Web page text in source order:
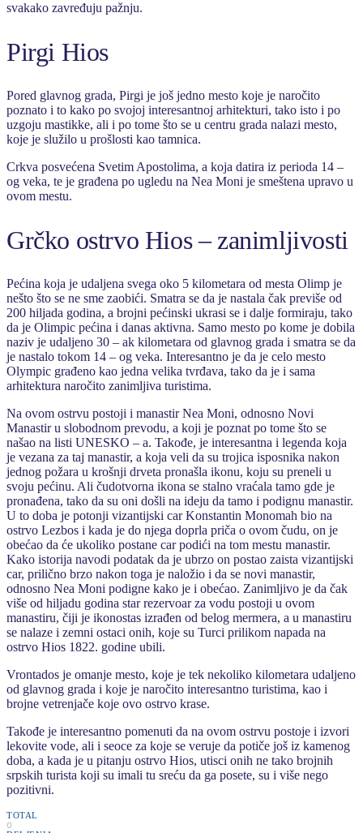
svakako zavređuju pažnju.
Pirgi Hios
Pored glavnog grada, Pirgi je još jedno mesto koje je naročito
poznato i to kako po svojoj interesantnoj arhitekturi, tako isto i po
uzgoju mastikke, ali i po tome što se u centru grada nalazi mesto,
koje je služilo u prošlosti kao tamnica.
Crkva posvećena Svetim Apostolima, a koja datira iz perioda 14 –
og veka, te je građena po ugledu na Nea Moni je smeštena upravo u
ovom mestu.
Grčko ostrvo Hios – zanimljivosti
Pećina koja je udaljena svega oko 5 kilometara od mesta Olimp je
nešto što se ne sme zaobići. Smatra se da je nastala čak previše od
200 hiljada godina, a brojni pećinski ukrasi se i dalje formiraju, tako
da je Olimpic pećina i danas aktivna. Samo mesto po kome je dobila
naziv je udaljeno 30 – ak kilometara od glavnog grada i smatra se da
je nastalo tokom 14 – og veka. Interesantno je da je celo mesto
Olympic građeno kao jedna velika tvrđava, tako da je i sama
arhitektura naročito zanimljiva turistima.
Na ovom ostrvu postoji i manastir Nea Moni, odnosno Novi
Manastir u slobodnom prevodu, a koji je poznat po tome što se
našao na listi UNESKO – a. Takođe, je interesantna i legenda koja
je vezana za taj manastir, a koja veli da su trojica isposnika nakon
jednog požara u krošnji drveta pronašla ikonu, koju su preneli u
svoju pećinu. Ali čudotvorna ikona se stalno vraćala tamo gde je
pronađena, tako da su oni došli na ideju da tamo i podignu manastir.
U to doba je potonji vizantijski car Konstantin Monomah bio na
ostrvo Lezbos i kada je do njega doprla priča o ovom čudu, on je
obećao da će ukoliko postane car podići na tom mestu manastir.
Kako istorija navodi podatak da je ubrzo on postao zaista vizantijski
car, prilično brzo nakon toga je naložio i da se novi manastir,
odnosno Nea Moni podigne kako je i obećao. Zanimljivo je da čak
više od hiljadu godina star rezervoar za vodu postoji u ovom
manastiru, čiji je ikonostas izrađen od belog mermera, a u manastiru
se nalaze i zemni ostaci onih, koje su Turci prilikom napada na
ostrvo Hios 1822. godine ubili.
Vrontados je omanje mesto, koje je tek nekoliko kilometara udaljeno
od glavnog grada i koje je naročito interesantno turistima, kao i
brojne vetrenjače koje ovo ostrvo krase.
Takođe je interesantno pomenuti da na ovom ostrvu postoje i izvori
lekovite vode, ali i seoce za koje se veruje da potiče još iz kamenog
doba, a kada je u pitanju ostrvo Hios, utisci onih ne tako brojnih
srpskih turista koji su imali tu sreću da ga posete, su i više nego
pozitivni.
TOTAL
0